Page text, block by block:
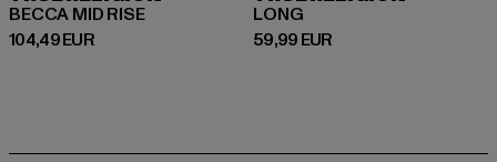
BECCA MID RISE
104,49 EUR
Prix courant: 104,49 EUR
LONG
59,99 EUR
Prix courant: 59,99 EUR